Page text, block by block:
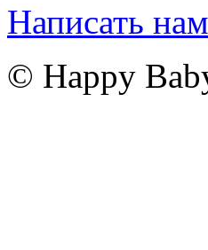
Написать
© Happy